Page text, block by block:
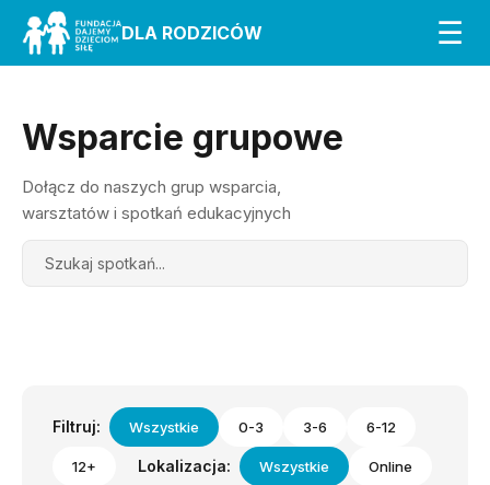
DLA RODZICÓW ☰
Wsparcie grupowe
Dołącz do naszych grup wsparcia,
warsztatów i spotkań edukacyjnych
Search
Filtruj: Wszystkie 0-3 3-6 6-12
12+ Lokalizacja: Wszystkie Online